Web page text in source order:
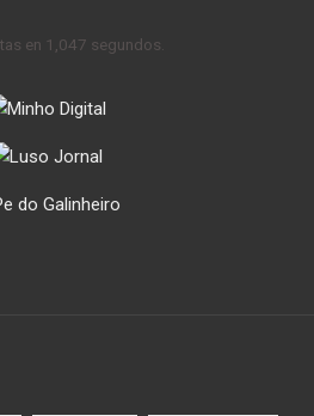
en 1,047 segundos.